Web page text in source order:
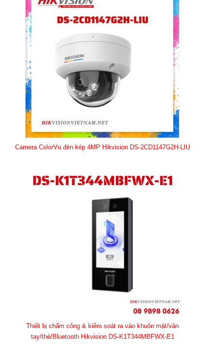
Camera ColorVu đèn kép 4MP Hikvision DS-2CD1147G2H-LIU
Thiết bị chấm công & kiểm soát ra vào khuôn mặt/vân
tay/thẻ/Bluetooth Hikvision DS-K1T344MBFWX-E1